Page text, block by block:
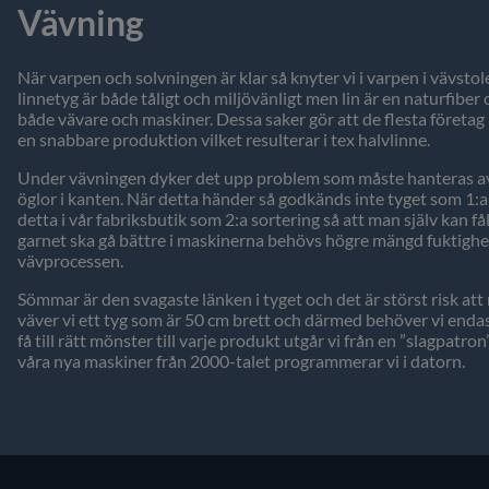
Vävning
När varpen och solvningen är klar så knyter vi i varpen i
linnetyg är både tåligt och miljövänligt men lin är en
både vävare och maskiner. Dessa saker gör att de flesta
en snabbare produktion vilket resulterar i tex halvlinne.
Under vävningen dyker det upp problem som måste hanteras
öglor i kanten. När detta händer så godkänds inte tyget som
detta i vår fabriksbutik som 2:a sortering så att man själv kan
garnet ska gå bättre i maskinerna behövs högre mängd
vävprocessen.
Sömmar är den svagaste länken i tyget och det är störst risk
väver vi ett tyg som är 50 cm brett och därmed behöver vi
få till rätt mönster till varje produkt utgår vi från en
våra nya maskiner från 2000-talet programmerar vi i datorn.